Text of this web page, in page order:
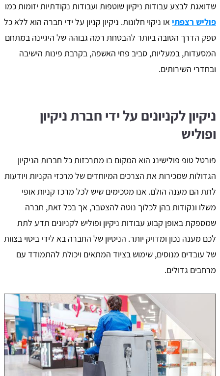
שדואגת לבצע עבודות ניקיון שוטפות ועבודות נקודתיות יזומות כמו
פוליש רצפתי או ניקוי חלונות. ניקיון קניון על ידי חברה הוא ללא כל
ספק הדרך הטובה ביותר להבטחת רמה גבוהה של היגיינה במתחם
המסעדות, במעליות, סביב פחי האשפה, בקרבת פינות הישיבה
ובחדרי השירותים.
ניקיון לקניונים על ידי חברת ניקיון
ופוליש
פורטל טופ פולישינג הוא המקום בו מתרכזות כל חברות הניקיון
הגדולות שמכירות את הצרכים המיוחדים של מרכזי הקניות ויודעות
לתת הם מענה הולם. אנו מסכימים שיש לכל מרכז קניות אופי
משלו ונקודות בהן לכלוך נוטה להצטבר, אך בכל זאת, חברה
שמספקת באופן קבוע עבודות ניקיון ופוליש לקניונים תדע לתת
לכם מענה נכון ומדויק יותר. הניסיון של החברה בא לידי ביטוי בצוות
של עובדים מנוסים, שימוש בציוד המתאים ויכולת להתמודד עם
מרחבים גדולים.